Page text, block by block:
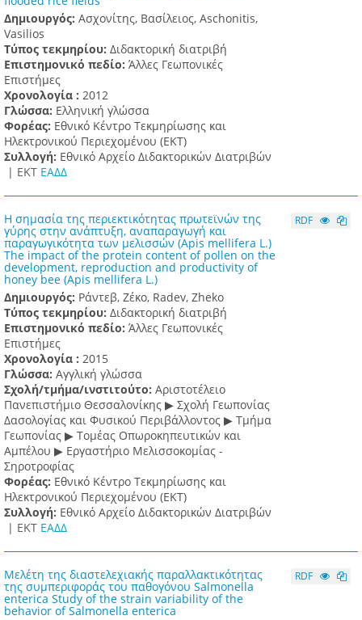
Δημιουργός: Ασχονίτης, Βασίλειος, Aschonitis,
Vasilios
Τύπος τεκμηρίου: Διδακτορική διατριβή
Επιστημονικό πεδίο: Άλλες Γεωπονικές
Επιστήμες
Χρονολογία : 2012
Γλώσσα: Ελληνική γλώσσα
Φορέας: Εθνικό Κέντρο Τεκμηρίωσης και
Ηλεκτρονικού Περιεχομένου (ΕΚΤ)
Συλλογή: Εθνικό Αρχείο Διδακτορικών Διατριβών
| ΕΚΤ ΕΑΔΔ
Η σημασία της περιεκτικότητας πρωτεϊνών της
γύρης στην ανάπτυξη, αναπαραγωγή και
παραγωγικότητα των μελισσών (Apis mellifera L.)
The impact of the protein content of pollen on the
development, reproduction and productivity of
honey bee (Apis mellifera L.)
Δημιουργός: Ράντεβ, Ζέκο, Radev, Zheko
Τύπος τεκμηρίου: Διδακτορική διατριβή
Επιστημονικό πεδίο: Άλλες Γεωπονικές
Επιστήμες
Χρονολογία : 2015
Γλώσσα: Αγγλική γλώσσα
Σχολή/τμήμα/ινστιτούτο: Αριστοτέλειο
Πανεπιστήμιο Θεσσαλονίκης ▶ Σχολή Γεωπονίας
Δασολογίας και Φυσικού Περιβάλλοντος ▶ Τμήμα
Γεωπονίας ▶ Τομέας Οπωροκηπευτικών και
Αμπέλου ▶ Εργαστήριο Μελισσοκομίας -
Σηροτροφίας
Φορέας: Εθνικό Κέντρο Τεκμηρίωσης και
Ηλεκτρονικού Περιεχομένου (ΕΚΤ)
Συλλογή: Εθνικό Αρχείο Διδακτορικών Διατριβών
| ΕΚΤ ΕΑΔΔ
RDF
Μελέτη της διαστελεχιακής παραλλακτικότητας
της συμπεριφοράς του παθογόνου Salmonella
enterica Study of the strain variability of the
behavior of Salmonella enterica
RDF